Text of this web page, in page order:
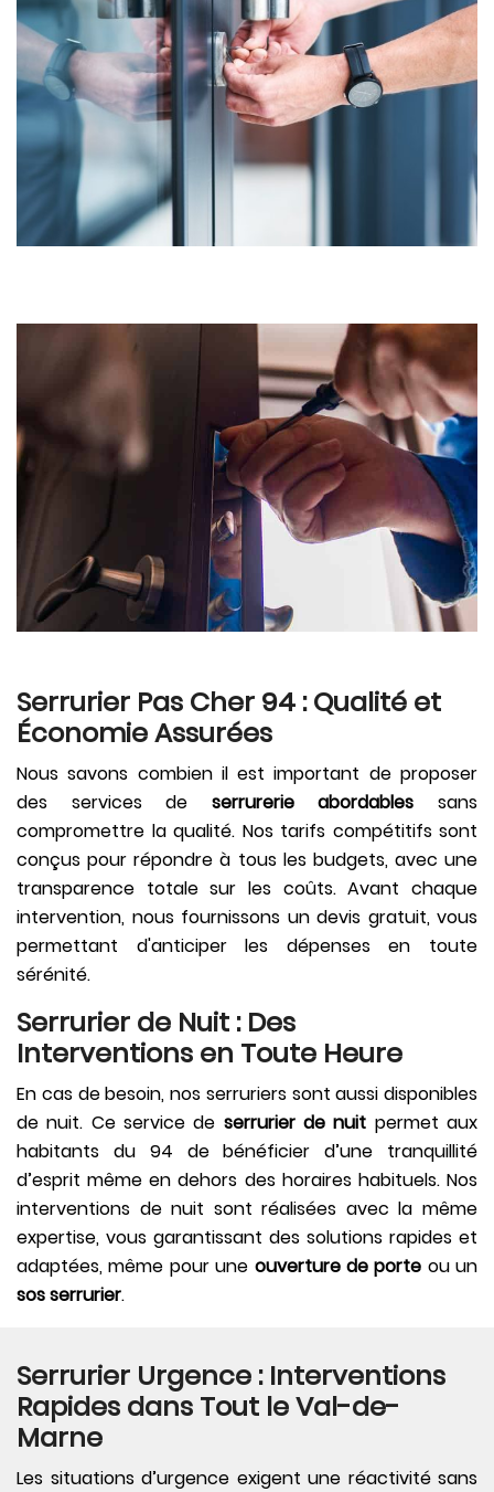
Serrurier Pas Cher 94 : Qualité et
Économie Assurées
Nous savons combien il est important de proposer
des services de serrurerie abordables sans
compromettre la qualité. Nos tarifs compétitifs sont
conçus pour répondre à tous les budgets, avec une
transparence totale sur les coûts. Avant chaque
intervention, nous fournissons un devis gratuit, vous
permettant d'anticiper les dépenses en toute
sérénité.
Serrurier de Nuit : Des
Interventions en Toute Heure
En cas de besoin, nos serruriers sont aussi disponibles
de nuit. Ce service de serrurier de nuit permet aux
habitants du 94 de bénéficier d’une tranquillité
d’esprit même en dehors des horaires habituels. Nos
interventions de nuit sont réalisées avec la même
expertise, vous garantissant des solutions rapides et
adaptées, même pour une ouverture de porte ou un
sos serrurier.
Serrurier Urgence : Interventions
Rapides dans Tout le Val-de-
Marne
Les situations d’urgence exigent une réactivité sans